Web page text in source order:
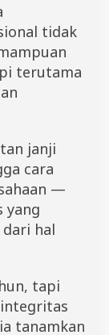
tidak
terutama
janji
cara
—
yang
hal
tapi
tanamkan